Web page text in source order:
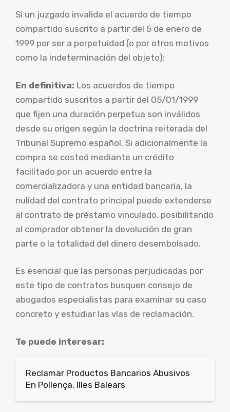
Si un juzgado invalida el acuerdo de tiempo
compartido suscrito a partir del 5 de enero de
1999 por ser a perpetuidad (o por otros motivos
como la indeterminación del objeto):
En definitiva: Los acuerdos de tiempo
compartido suscritos a partir del 05/01/1999
que fijen una duración perpetua son inválidos
desde su origen según la doctrina reiterada del
Tribunal Supremo español. Si adicionalmente la
compra se costeó mediante un crédito
facilitado por un acuerdo entre la
comercializadora y una entidad bancaria, la
nulidad del contrato principal puede extenderse
al contrato de préstamo vinculado, posibilitando
al comprador obtener la devolución de gran
parte o la totalidad del dinero desembolsado.
Es esencial que las personas perjudicadas por
este tipo de contratos busquen consejo de
abogados especialistas para examinar su caso
concreto y estudiar las vías de reclamación.
Te puede interesar:
Reclamar Productos Bancarios Abusivos
En Pollença, Illes Balears